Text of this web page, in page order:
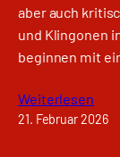
aber auch
und Klingonen
beginnen mit
Weiterlesen
21. Februar 2026